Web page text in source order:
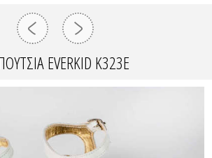
EVERKID Κ323Ε